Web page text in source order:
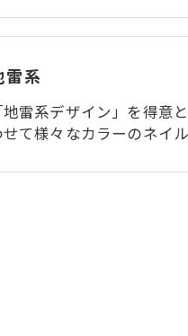
雷系
地雷系デザイン」を得意
せて様々なカラーのネイ